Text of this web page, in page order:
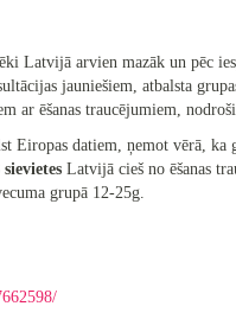
Latvijā arvien mazāk un pēc
jauniešiem, atbalsta
ar ēšanas traucējumiem,
Eiropas datiem, ņemot vērā,
Latvijā cieš no ēšanas
grupā 12-25g.